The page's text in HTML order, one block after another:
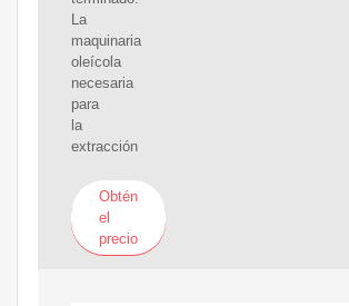
La
maquinaria
oleícola
necesaria
para
la
extracción
Obtén
el
precio